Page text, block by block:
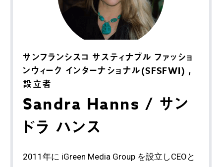
サンフランシスコ サスティナブル ファッショ
ンウィーク インターナショナル(SFSFWI) ,
設立者
Sandra Hanns / サン
ドラ ハンス
2011年に iGreen Media Group を設立しCEOと